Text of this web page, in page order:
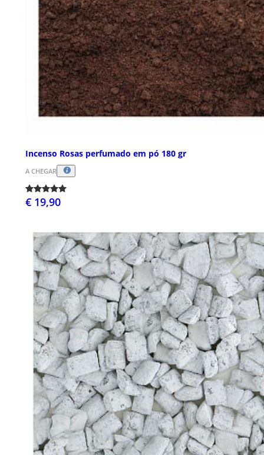
Incenso Rosas perfumado em pó 180 gr
A CHEGAR
€ 19,90